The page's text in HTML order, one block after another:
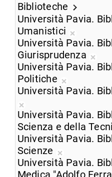
Biblioteche
Università Pavia.
Umanistici
Rimuovi
dalla
ricerca
Università Pavia.
Giurisprudenza
Università Pavia.
Politiche
Rimuovi
ricerca
corrente
Università Pavia.
Rimuovi
dalla
ricerca
corrente
Università Pavia.
Scienza e della
Università Pavia.
Scienze
Rimuovi
dalla
Università Pavia.